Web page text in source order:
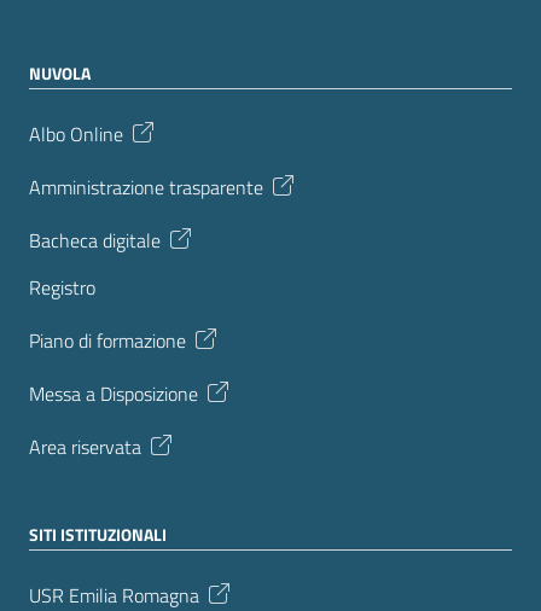
NUVOLA
Albo Online
Amministrazione trasparente
Bacheca digitale
Registro
Piano di formazione
Messa a Disposizione
Area riservata
SITI ISTITUZIONALI
USR Emilia Romagna